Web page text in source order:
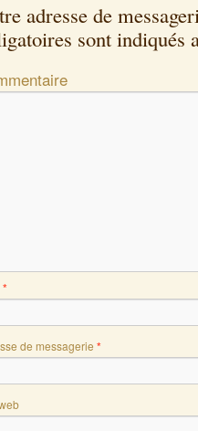
adresse de
sont indiqués
*
de messagerie *